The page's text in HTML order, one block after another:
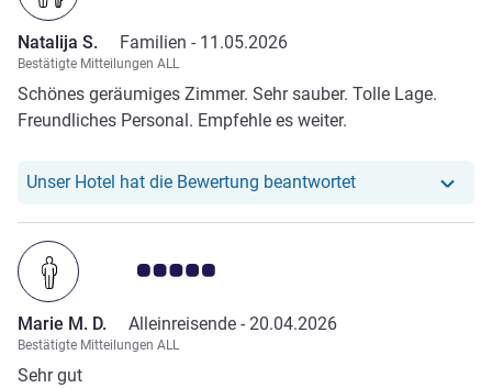
Natalija S. Familien - 11.05.2026
Bestätigte Mitteilungen ALL
Schönes geräumiges Zimmer. Sehr sauber. Tolle Lage.
Freundliches Personal. Empfehle es weiter.
Unser Hotel hat die Bewertung beantwortetUnser Hotel hat
Note Kundenmeinungen 5.0/5
Marie M. D. Alleinreisende - 20.04.2026
Bestätigte Mitteilungen ALL
Sehr gut